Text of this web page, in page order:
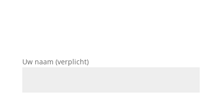
Uw naam (verplicht)